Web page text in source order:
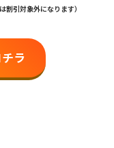
引対象外になります）
ラ